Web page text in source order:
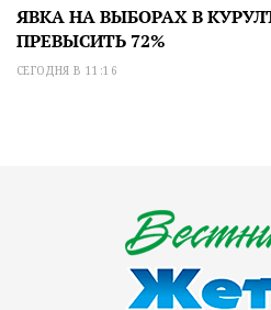
ЯВКА НА ВЫБОРАХ В
ПРЕВЫСИТЬ 72%
СЕГОДНЯ В 11:16